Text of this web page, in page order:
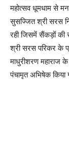
महोत्सव धूमधाम से
सुसज्जित श्री सरस
रही जिसमें सैंकड़ों
श्री सरस परिकर के
माधुरीशरण महाराज
पंचामृत अभिषेक किया